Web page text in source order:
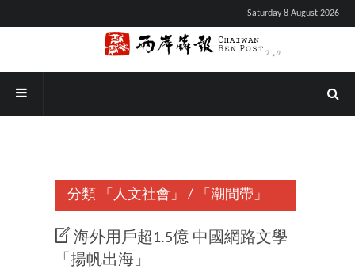
Saturday 8 August 2026
分類 「人文社會」 / 「潮間帶」
海外用戶超1.5億 中國網路文學
「揚帆出海」